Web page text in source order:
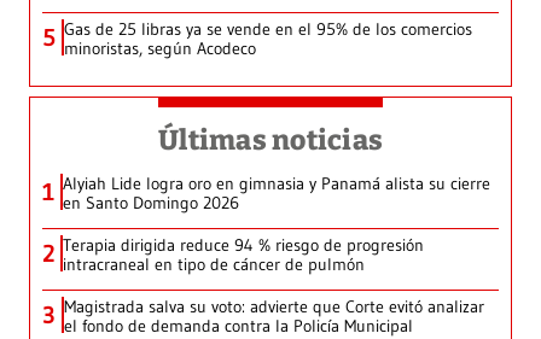
5 Gas de 25 libras ya se vende en el 95% de los comercios
minoristas, según Acodeco
Últimas noticias
1 Alyiah Lide logra oro en gimnasia y Panamá alista su cierre
en Santo Domingo 2026
2 Terapia dirigida reduce 94 % riesgo de progresión
intracraneal en tipo de cáncer de pulmón
3 Magistrada salva su voto: advierte que Corte evitó analizar
el fondo de demanda contra la Policía Municipal